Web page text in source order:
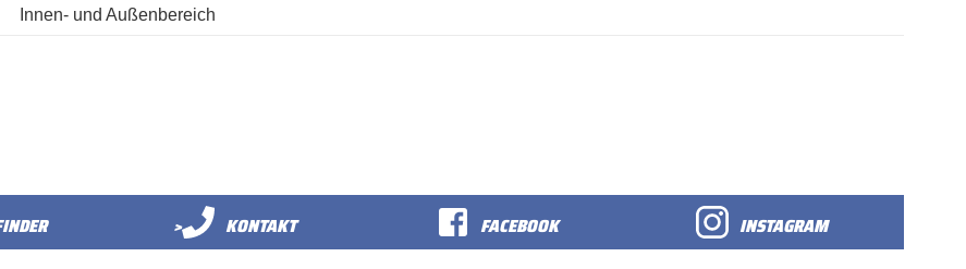
Innen- und Außenbereich
> KONTAKT FACEBOOK INSTAGRAM